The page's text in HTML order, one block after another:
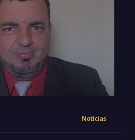
Notícias